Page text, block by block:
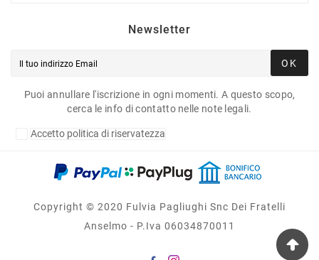
Newsletter
OK
Puoi annullare l'iscrizione in ogni momenti. A questo scopo,
cerca le info di contatto nelle note legali.
Accetto politica di riservatezza
Copyright © 2020 Fulvia Pagliughi Snc Dei Fratelli
Anselmo - P.Iva 06034870011